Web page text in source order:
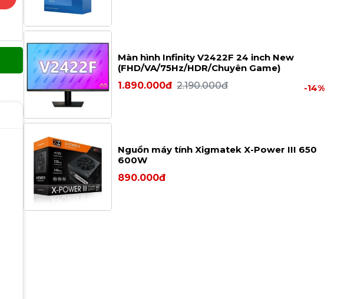
Màn hình Infinity V2422F 24 inch New
(FHD/VA/75Hz/HDR/Chuyên Game)
1.890.000đ 2.190.000đ -14%
Nguồn máy tính Xigmatek X-Power III 650
600W
890.000đ